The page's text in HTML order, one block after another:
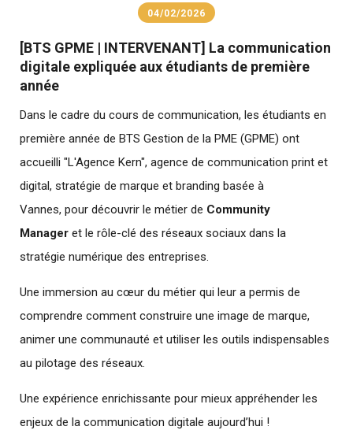
04/02/2026
[BTS GPME | INTERVENANT] La communication
digitale expliquée aux étudiants de première
année
Dans le cadre du cours de communication, les étudiants en
première année de BTS Gestion de la PME (GPME) ont
accueilli "L'Agence Kern", agence de communication print et
digital, stratégie de marque et branding basée à
Vannes, pour découvrir le métier de Community
Manager et le rôle-clé des réseaux sociaux dans la
stratégie numérique des entreprises.
Une immersion au cœur du métier qui leur a permis de
comprendre comment construire une image de marque,
animer une communauté et utiliser les outils indispensables
au pilotage des réseaux.
Une expérience enrichissante pour mieux appréhender les
enjeux de la communication digitale aujourd’hui !